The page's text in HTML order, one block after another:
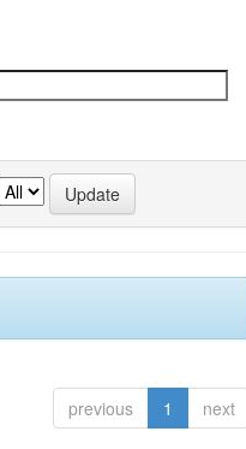
previous 1 next